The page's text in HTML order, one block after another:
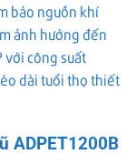
bảo nguồn khí
ảnh hưởng đến
với công suất
dài tuổi thọ thiết
ADPET1200B